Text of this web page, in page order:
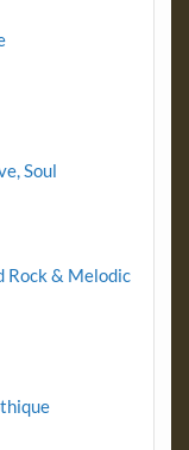
Soul
Rock & Melodic